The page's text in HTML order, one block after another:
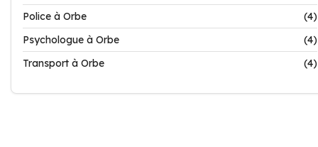
Police à Orbe
(4)
Psychologue à Orbe
(4)
Transport à Orbe
(4)